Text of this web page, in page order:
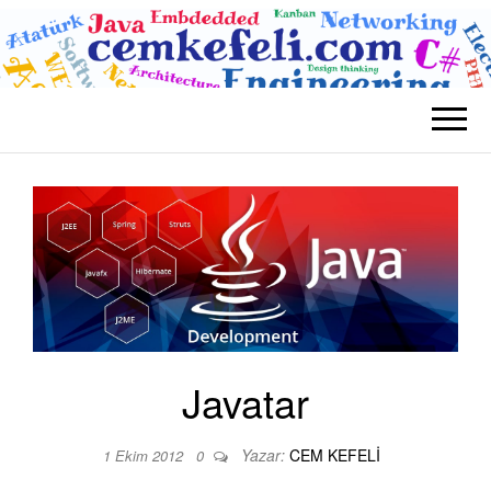
BLOG CEM
KEFELI
Teknolojik
Javatar
1 Ekim 2012 0 Yazar: CEM KEFELI